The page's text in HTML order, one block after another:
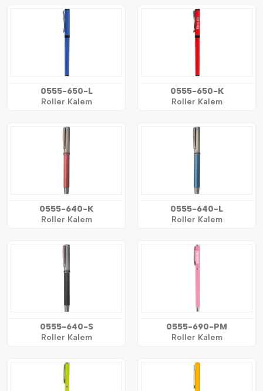
0555-650-L
Roller Kalem
0555-650-K
Roller Kalem
0555-640-K
Roller Kalem
0555-640-L
Roller Kalem
0555-640-S
Roller Kalem
0555-690-PM
Roller Kalem